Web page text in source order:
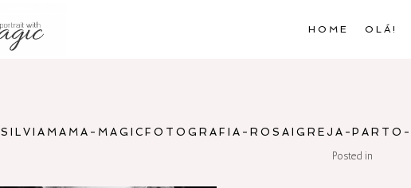
HOME OLÁ!
SILVIAMAMA-MAGICFOTOGRAFIA-ROSAIGREJA-
Posted in